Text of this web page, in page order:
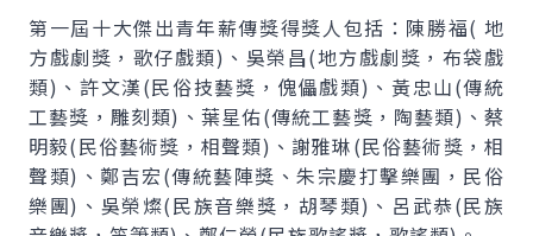
第一屆十大傑出青年薪傳獎得獎人包括：陳勝福( 地
方戲劇獎，歌仔戲類)、吳榮昌(地方戲劇獎，布袋戲
類)、許文漢(民俗技藝獎，傀儡戲類)、黃忠山(傳統
工藝獎，雕刻類)、葉星佑(傳統工藝獎，陶藝類)、蔡
明毅(民俗藝術獎，相聲類)、謝雅琳(民俗藝術獎，相
聲類)、鄭吉宏(傳統藝陣獎、朱宗慶打擊樂團，民俗
樂團)、吳榮燦(民族音樂獎，胡琴類)、呂武恭(民族